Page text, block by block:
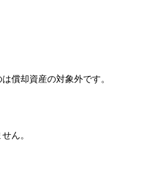
償却資産の対象外です。
ん。